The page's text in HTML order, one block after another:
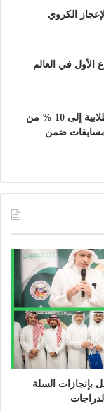
الكروي
الأول في العالم
«المناهج» يرفع الأنشطة الطلابية إلى 10 % من
ضمن
بإنجازات السلة